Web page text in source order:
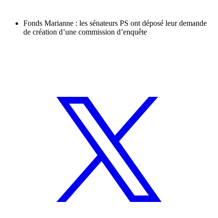
Fonds Marianne : les sénateurs PS ont déposé leur demande
de création d’une commission d’enquête